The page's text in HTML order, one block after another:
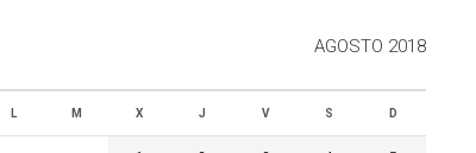
AGOSTO 2018
L M X J V S D